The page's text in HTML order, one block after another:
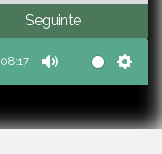
Seguinte
08:17
Mute